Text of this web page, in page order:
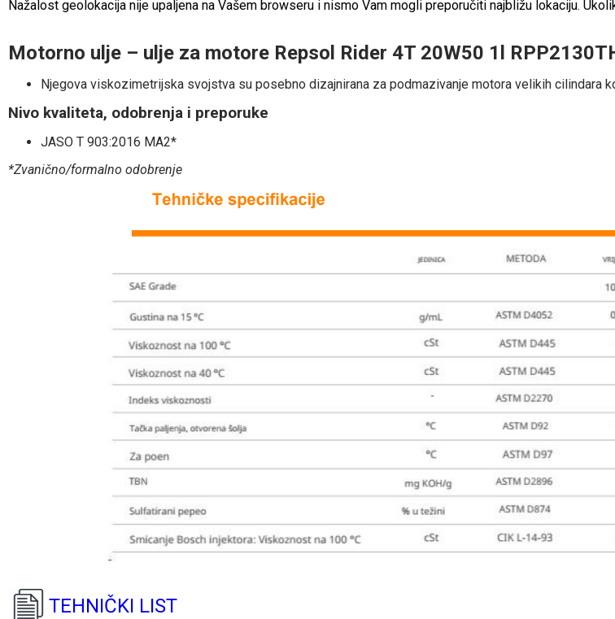
Nažalost geolokacija nije upaljena na Vašem browseru i nismo Vam mogli preporučiti najbližu lokaciju.
Motorno ulje – ulje za motore Repsol Rider 4T 20W50 1l
Njegova viskozimetrijska svojstva su posebno dizajnirana za podmazivanje motora velikih cilindara
Nivo kvaliteta, odobrenja i preporuke
JASO T 903:2016 MA2*
*Zvanično/formalno odobrenje
TEHNIČKI LIST